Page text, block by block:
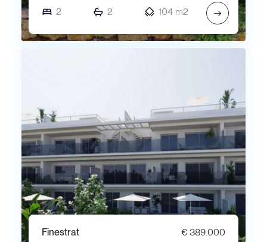
2
2 104 m2 →
Finestrat
€ 389.000